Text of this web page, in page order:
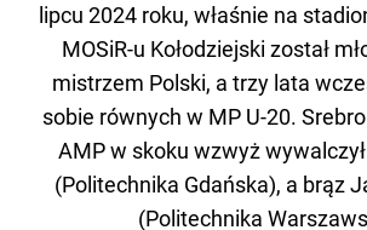
lipcu 2024 roku, właśnie na
MOSiR-u Kołodziejski został
mistrzem Polski, a trzy lata
sobie równych w MP U-20.
AMP w skoku wzwyż
(Politechnika Gdańska), a brąz
(Politechnika